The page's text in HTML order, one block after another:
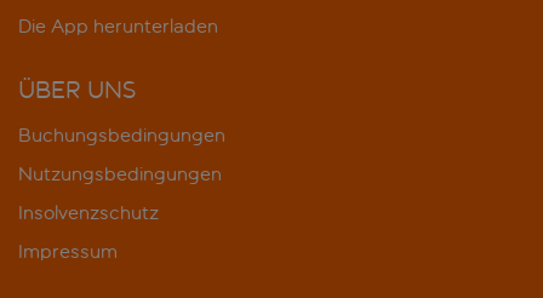
Die App herunterladen
ÜBER UNS
Buchungsbedingungen
Nutzungsbedingungen
Insolvenzschutz
Impressum